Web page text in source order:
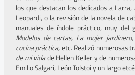
los que destacan los dedicados a
Leopardi, o la revisión de la novela de
manuales de índole práctico, muy del
Modelos de cartas, La mujer
cocina práctica,etc. Realizó numerosas
de mi vidade Hellen Keller y de
Emilio Salgari, León Tolstoi y un largo